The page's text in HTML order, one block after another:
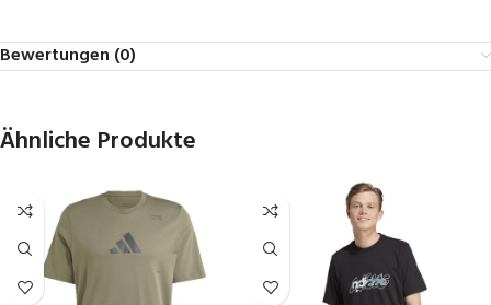
Bewertungen (0)
Ähnliche Produkte